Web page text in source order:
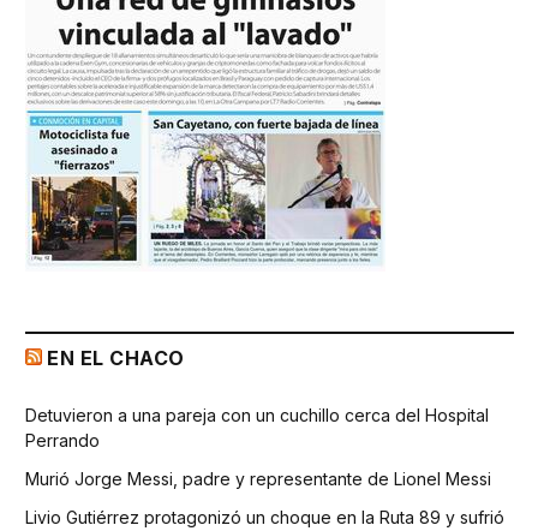
EN EL CHACO
Detuvieron a una pareja con un cuchillo cerca del Hospital
Perrando
Murió Jorge Messi, padre y representante de Lionel Messi
Livio Gutiérrez protagonizó un choque en la Ruta 89 y sufrió